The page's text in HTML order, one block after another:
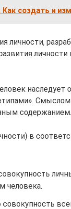
создать и
личности,
наследует
содержанием.
в
человека.